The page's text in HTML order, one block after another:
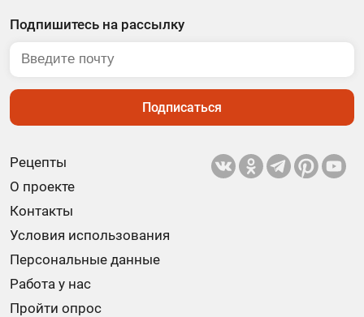
Рецепты
О проекте
Контакты
Условия использования
Персональные данные
Работа у нас
Пройти опрос
Подпишитесь на рассылку
Подписаться